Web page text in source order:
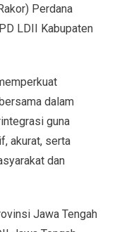
Perdana
LDII Kabupaten
dalam
guna
akurat, serta
dan
Jawa Tengah